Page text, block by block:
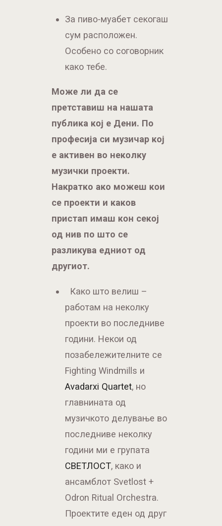
За пиво-муабет секогаш
сум расположен.
Особено со соговорник
како тебе.
Може ли да се
претставиш на нашата
публика кој е Дени. По
професија си музичар кој
е активен во неколку
музички проекти.
Накратко ако можеш кои
се проекти и каков
пристап имаш кон секој
од нив по што се
разликува едниот од
другиот.
Како што велиш –
работам на неколку
проекти во последниве
години. Некои од
позабележителните се
Fighting Windmills и
Avadarxi Quartet, но
главнината од
музичкото делување во
последниве неколку
години ми е групата
СВЕТЛОСТ, како и
ансамблот Svetlost +
Odron Ritual Orchestra.
Проектите еден од друг